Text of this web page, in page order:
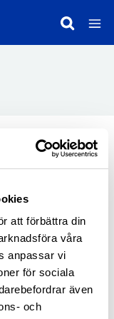
att förbättra din
våra
anpassar vi
för sociala
även
och
mobilt